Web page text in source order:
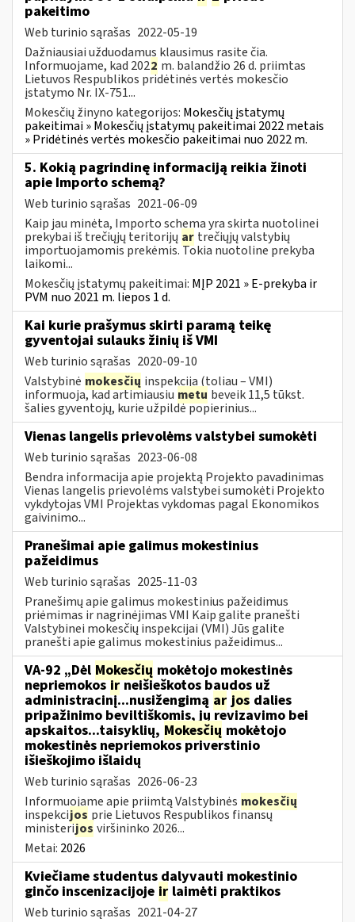
pakeitimo
Web turinio sąrašas 2022-05-19
Dažniausiai užduodamus klausimus rasite čia.
Informuojame, kad 2022 m. balandžio 26 d. priimtas
Lietuvos Respublikos pridėtinės vertės mokesčio
įstatymo Nr. IX-751...
Mokesčių žinyno kategorijos: Mokesčių įstatymų
pakeitimai » Mokesčių įstatymų pakeitimai 2022 metais
» Pridėtinės vertės mokesčio pakeitimai nuo 2022 m.
5. Kokią pagrindinę informaciją reikia žinoti
apie Importo schemą?
Web turinio sąrašas 2021-06-09
Kaip jau minėta, Importo schema yra skirta nuotolinei
prekybai iš trečiųjų teritorijų ar trečiųjų valstybių
importuojamomis prekėmis. Tokia nuotoline prekyba
laikomi...
Mokesčių įstatymų pakeitimai: MĮP 2021 » E-prekyba ir
PVM nuo 2021 m. liepos 1 d.
Kai kurie prašymus skirti paramą teikę
gyventojai sulauks žinių iš VMI
Web turinio sąrašas 2020-09-10
Valstybinė mokesčių inspekcija (toliau – VMI)
informuoja, kad artimiausiu metu beveik 11,5 tūkst.
šalies gyventojų, kurie užpildė popierinius...
Vienas langelis prievolėms valstybei sumokėti
Web turinio sąrašas 2023-06-08
Bendra informacija apie projektą Projekto pavadinimas
Vienas langelis prievolėms valstybei sumokėti Projekto
vykdytojas VMI Projektas vykdomas pagal Ekonomikos
gaivinimo...
Pranešimai apie galimus mokestinius
pažeidimus
Web turinio sąrašas 2025-11-03
Pranešimų apie galimus mokestinius pažeidimus
priėmimas ir nagrinėjimas VMI Kaip galite pranešti
Valstybinei mokesčių inspekcijai (VMI) Jūs galite
pranešti apie galimus mokestinius pažeidimus...
VA-92 „Dėl Mokesčių mokėtojo mokestinės
nepriemokosirneišieškotos baudos už
administracinį...nusižengimą ar jos dalies
pripažinimo beviltiškomis, jų revizavimo bei
apskaitos...taisyklių, Mokesčių mokėtojo
mokestinės nepriemokos priverstinio
išieškojimo išlaidų
Web turinio sąrašas 2026-06-23
Informuojame apie priimtą Valstybinės mokesčių
inspekcijos prie Lietuvos Respublikos finansų
ministerijos viršininko 2026...
Metai: 2026
Kviečiame studentus dalyvauti mokestinio
ginčo inscenizacijoje ir laimėti praktikos
Web turinio sąrašas 2021-04-27